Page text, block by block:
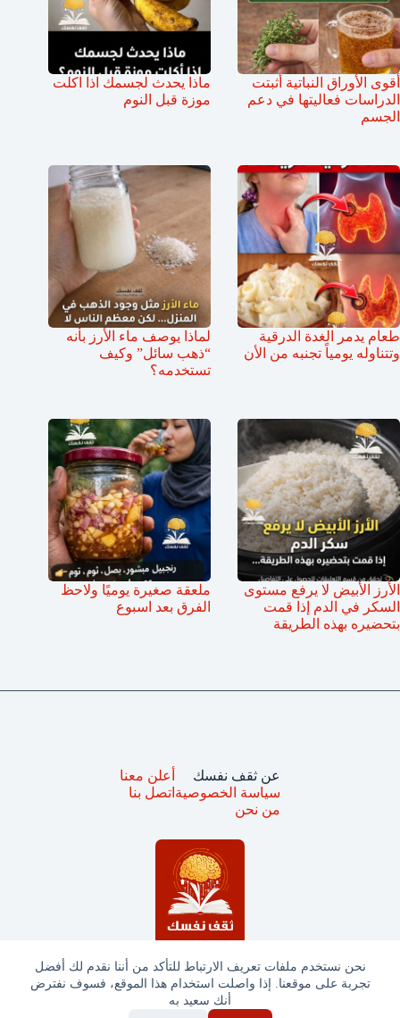
نحن نستخدم ملفات تعريف الارتباط للتأكد من أننا نقدم لك أفضل
تجربة على موقعنا. إذا واصلت استخدام هذا الموقع، فسوف نفترض
أنك سعيد به
أقوى الأوراق النباتية أثبتت
الدراسات فعاليتها في دعم
الجسم
ماذا يحدث لجسمك اذا اكلت
موزة قبل النوم
طعام يدمر الغدة الدرقية
وتتناوله يومياً تجنبه من الأن
لماذا يوصف ماء الأرز بأنه
“ذهب سائل” وكيف
تستخدمه؟
الأرز الأبيض لا يرفع مستوى
السكر في الدم إذا قمت
بتحضيره بهذه الطريقة
ملعقة صغيرة يوميًا ولاحظ
الفرق بعد اسبوع
جميع الحقوق محفوظة © ثقف نفسك 2025
عن ثقف نفسك
سياسة الخصوصية
من نحن
أعلن معنا
اتصل بنا